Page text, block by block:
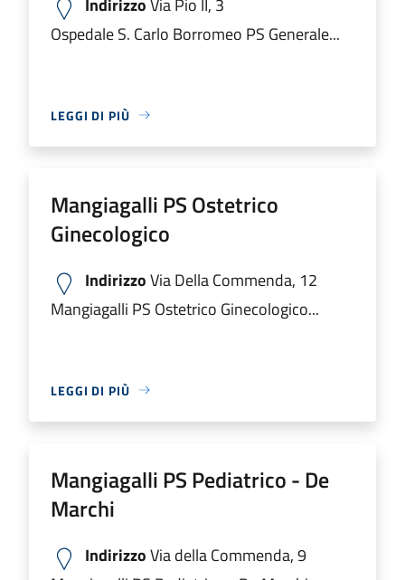
Ospedale S. Carlo Borromeo PS Generale...
LEGGI DI PIÙ
Mangiagalli PS Ostetrico
Ginecologico
IndirizzoVia Della Commenda, 12
Mangiagalli PS Ostetrico Ginecologico...
LEGGI DI PIÙ
Mangiagalli PS Pediatrico - De
Marchi
IndirizzoVia della Commenda, 9